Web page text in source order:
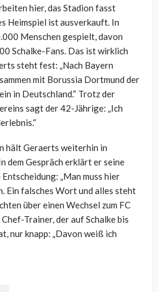
hier, das Stadion fasst
Heimspiel ist ausverkauft. In
Menschen gespielt, davon
Schalke-Fans. Das ist wirklich
steht fest: „Nach Bayern
mit Borussia Dortmund der
in Deutschland.“ Trotz der
sagt der 42-Jährige: „Ich
hält Geraerts weiterhin in
dem Gespräch erklärt er seine
„Man muss hier
Ein falsches Wort und alles steht
über einen Wechsel zum FC
Trainer, der auf Schalke bis
nur knapp: „Davon weiß ich